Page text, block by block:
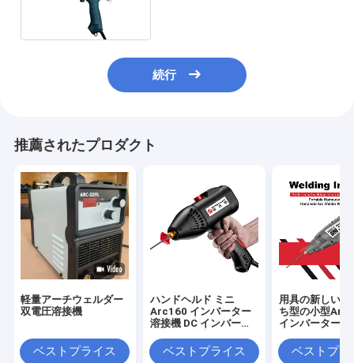
続行
推薦されたプロダクト
軽量アーチウェルダー
双電圧溶接機
ベストプライス
ハンドヘルド ミニ
Arc160 インバーター
溶接機 DC インバータ
ベストプライス
用具の新しい設
ち型の小型
インバーター
を修理する家
ベストプラ